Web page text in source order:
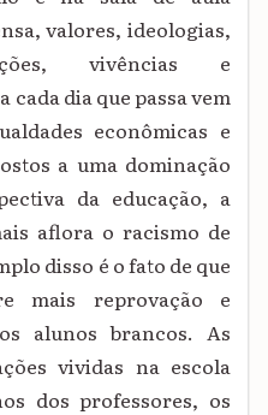
valores, ideologias,
vivências e
dia que passa vem
econômicas e
a uma dominação
da educação, a
aflora o racismo de
disso é o fato de que
mais reprovação e
alunos brancos. As
vividas na escola
dos professores, os